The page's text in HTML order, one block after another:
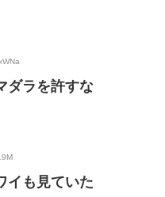
ダラを許すな
イも見ていた